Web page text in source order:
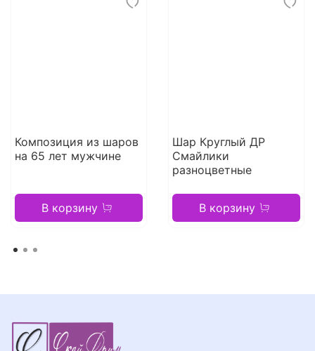
Композиция из шаров
на 65 лет мужчине
В корзину
Шар Круглый ДР
Смайлики
разноцветные
В корзину